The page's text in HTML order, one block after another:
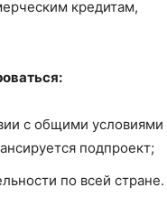
кредитам,
с общими условиями
подпроект;
по всей стране.